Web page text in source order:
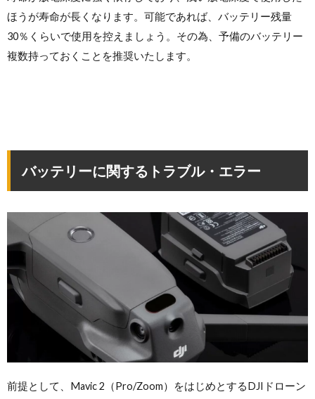
ほうが寿命が長くなります。可能であれば、バッテリー残量
30％くらいで使用を控えましょう。その為、予備のバッテリー
複数持っておくことを推奨いたします。
バッテリーに関するトラブル・エラー
前提として、Mavic 2（Pro/Zoom）をはじめとするDJIドローン